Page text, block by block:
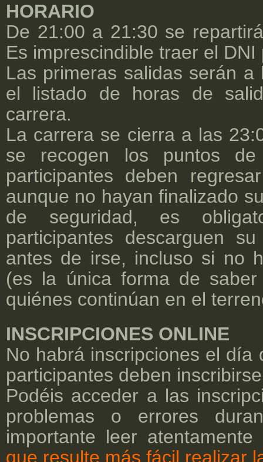
HORARIO
De 21:00 a 21:30 se
Es imprescindible traer el
Las primeras salidas serán
el listado de horas de
carrera.
La carrera se cierra a las
se recogen los puntos
participantes deben
aunque no hayan finalizado
de seguridad, es
participantes descarguen
antes de irse, incluso si no
(es la única forma de
quiénes continúan en el
INSCRIPCIONES ONLINE
No habrá inscripciones el día
participantes deben
Podéis acceder a las
problemas o errores
importante leer
que resulte más fácil realizar